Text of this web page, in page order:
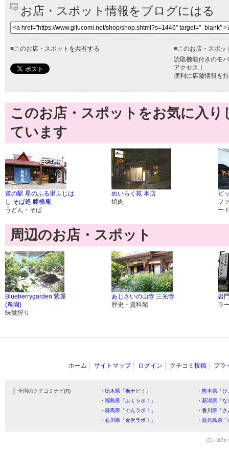
お店・スポット情報をブログにはる
■このお店・スポットを共有する ■このお店・スポッ
読取機能付きのモ
アクセス！
便利に店舗情報を
このお店・スポットをお気に入
ています
道の駅 星のふる里ふじは
し そば処 藤橋庵
うどん・そば
めいらく苑 本店
焼肉
ビ
フ
ー
周辺のお店・スポット
Blueberrygarden 紫屋
(農園)
味覚狩り
あじさいの山寺 三光寺
歴史・資料館
岩
ラ
ホーム サイトマップ ログイン クチコミ投稿 プラ
全国のクチコミナビ(R) ・栃木県「栃ナビ！」
・熊本県「
・福島県「ふくラボ！」
・新潟県「
・群馬県「ぐんラボ！」
・香川県「
・石川県「金沢ラボ！」
・鹿児島県
(C) HitBit